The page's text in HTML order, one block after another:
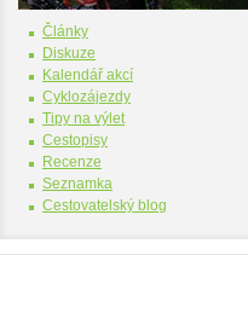
Články
Diskuze
Kalendář akcí
Cyklozájezdy
Tipy na výlet
Cestopisy
Recenze
Seznamka
Cestovatelský blog